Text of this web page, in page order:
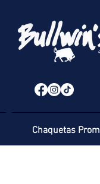
Chaquetas Prom